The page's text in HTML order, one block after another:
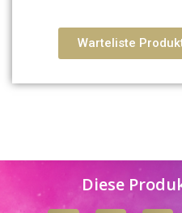
Warteliste
Diese